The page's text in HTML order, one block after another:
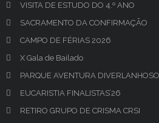
VISITA DE ESTUDO DO 4.º ANO
SACRAMENTO DA CONFIRMAÇÃO
CAMPO DE FÉRIAS 2026
X Gala de Bailado
PARQUE AVENTURA DIVERLANHOSO
EUCARISTIA FINALISTAS’26
RETIRO GRUPO DE CRISMA CRSI